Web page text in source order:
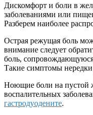
Дискомфорт и боли в
заболеваниями или
Разберем наиболее
Острая режущая боль
внимание следует
боль,
Такие симптомы
Ноющие боли на пустой
воспалительных
гастродуодените.